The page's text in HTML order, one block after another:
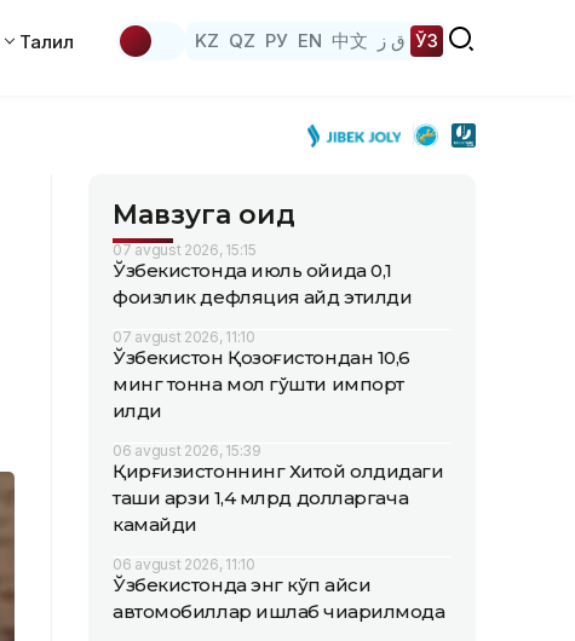
Таҳлил KZ QZ РУ EN 中文 ق ز ЎЗ
Мавзуга оид
07 avgust 2026, 15:15
Ўзбекистонда июль ойида 0,1
фоизлик дефляция қайд этилди
07 avgust 2026, 11:10
Ўзбекистон Қозоғистондан 10,6
минг тонна мол гўшти импорт
қилди
06 avgust 2026, 15:39
Қирғизистоннинг Хитой олдидаги
ташқи қарзи 1,4 млрд долларгача
камайди
06 avgust 2026, 11:10
Ўзбекистонда энг кўп қайси
автомобиллар ишлаб чиқарилмоқда